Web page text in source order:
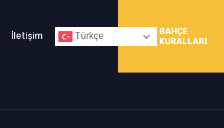
İletişim Türkçe
BAHÇE
KURALLARI